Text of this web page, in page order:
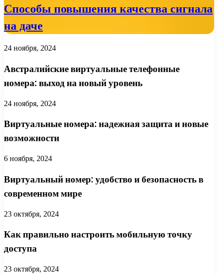
Способы повышения качества сигнала
на даче
24 ноября, 2024
Австралийские виртуальные телефонные
номера: выход на новый уровень
24 ноября, 2024
Виртуальные номера: надежная защита и новые
возможности
6 ноября, 2024
Виртуальный номер: удобство и безопасность в
современном мире
23 октября, 2024
Как правильно настроить мобильную точку
доступа
23 октября, 2024